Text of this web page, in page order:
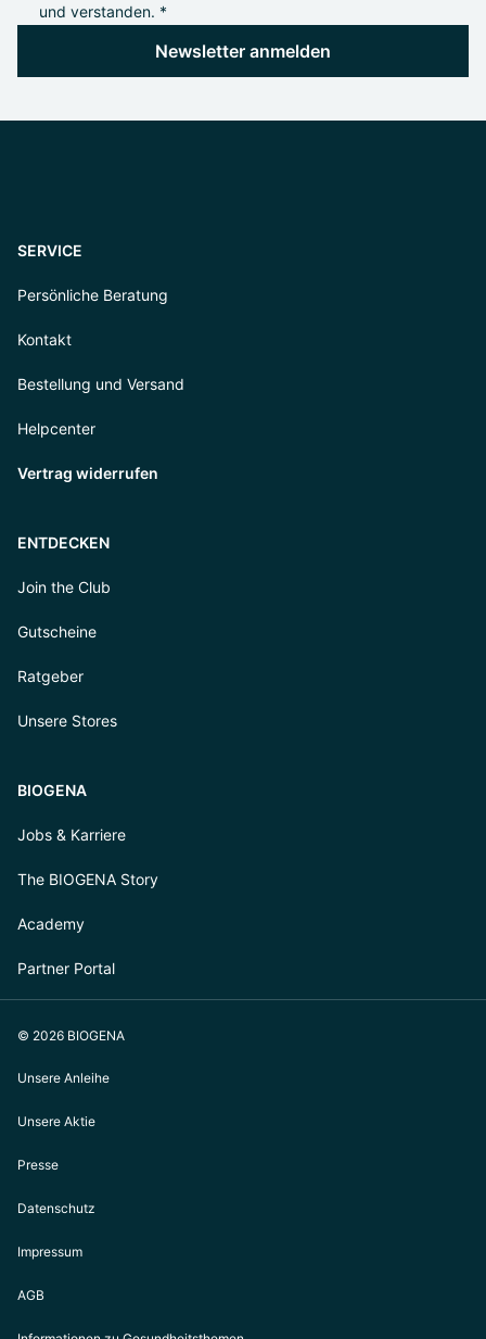
und verstanden. *
Newsletter anmelden
SERVICE
Persönliche Beratung
Kontakt
Bestellung und Versand
Helpcenter
Vertrag widerrufen
ENTDECKEN
Join the Club
Gutscheine
Ratgeber
Unsere Stores
BIOGENA
Jobs & Karriere
The BIOGENA Story
Academy
Partner Portal
© 2026 BIOGENA
Unsere Anleihe
Unsere Aktie
Presse
Datenschutz
Impressum
AGB